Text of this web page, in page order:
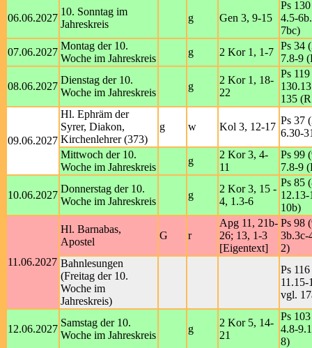
06.06.2027
10. Sonntag im
Jahreskreis
g Gen 3, 9-15
Ps
4.5-
7bc)
07.06.2027
Montag der 10.
Woche im Jahreskreis
g 2 Kor 1, 1-7
Ps 34
7.8-9
08.06.2027
Dienstag der 10.
Woche im Jahreskreis
g
2 Kor 1, 18-
22
Ps
135
09.06.2027
Hl. Ephräm der
Syrer, Diakon,
Kirchenlehrer (373)
g w Kol 3, 12-17
Ps 37
6.30-
Mittwoch der 10.
Woche im Jahreskreis
g
2 Kor 3, 4-
11
Ps 99
7.8-9
10.06.2027
Donnerstag der 10.
Woche im Jahreskreis
g
2 Kor 3, 15 -
4, 1.3-6
Ps 85
10b)
11.06.2027
Hl. Barnabas,
Apostel
G r
Apg 11, 21b-
26; 13, 1-3
[Eigentext]
Ps 98
3b.3c-
2)
Bahnlesungen
(Freitag der 10.
Woche im
Jahreskreis)
Ps
11.15-
vgl.
12.06.2027
Samstag der 10.
Woche im Jahreskreis
g
2 Kor 5, 14-
21
Ps
4.8-
8)